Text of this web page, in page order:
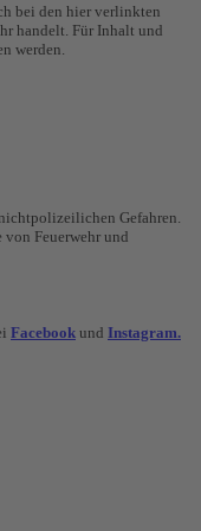
bei den hier verlinkten
handelt. Für Inhalt und
werden.
Gefahren.
Feuerwehr und
Facebook und Instagram.